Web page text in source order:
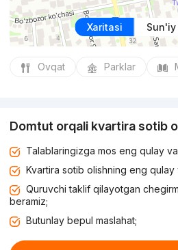
Xaritasi
Ovqat Parklar
Domtut orqali kvartira sotib
Talablaringizga mos eng qulay
Kvartira sotib olishning eng
Quruvchi taklif qilayotgan
beramiz;
Butunlay bepul maslahat;